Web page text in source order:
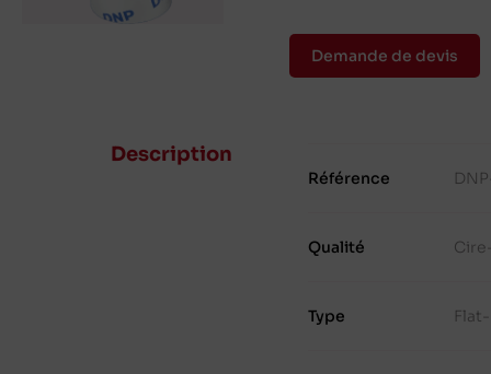
Demande de devis
Description
Référence
Qualité
Type